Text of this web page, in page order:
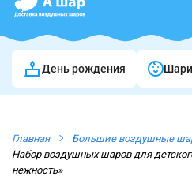
День рождения
Главная Большие воздушные
Набор воздушных шаров для
нежность»